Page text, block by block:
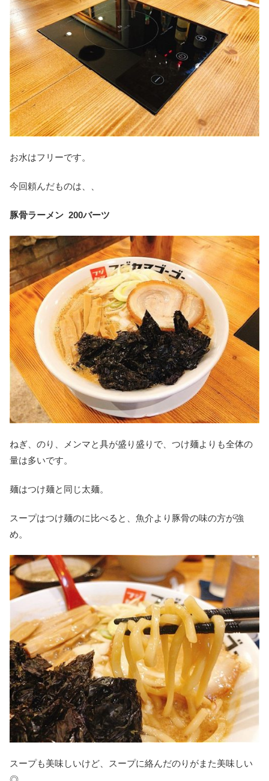
お水はフリーです。
今回頼んだものは、、
豚骨ラーメン 200バーツ
ねぎ、のり、メンマと具が盛り盛りで、つけ麺よりも全体の
量は多いです。
麺はつけ麺と同じ太麺。
スープはつけ麺のに比べると、魚介より豚骨の味の方が強
め。
スープも美味しいけど、スープに絡んだのりがまた美味しい